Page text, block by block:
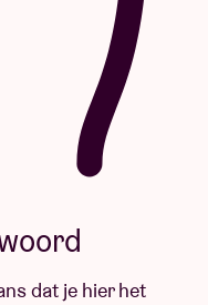
dat je hier het